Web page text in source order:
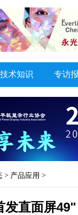
技术知识 专访
> 产品应用 >
发直面屏